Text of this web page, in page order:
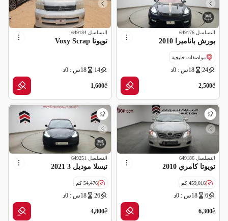
التسلسل 649176
بورش باناميرا 2010
مواصفات خليجية
24 18س : 0د
ê
2,500
التسلسل 649184
تويوتا Voxy Scrap
14 18س : 0د
ê
1,600
التسلسل 649186
تويوتا كامري 2010
459,016 كم
6 18س : 0د
ê
6,300
التسلسل 649251
تيسلا موديل 3 2021
54,476 كم
ملغاه (شركة تأمين)
26 18س : 0د
ê
4,800